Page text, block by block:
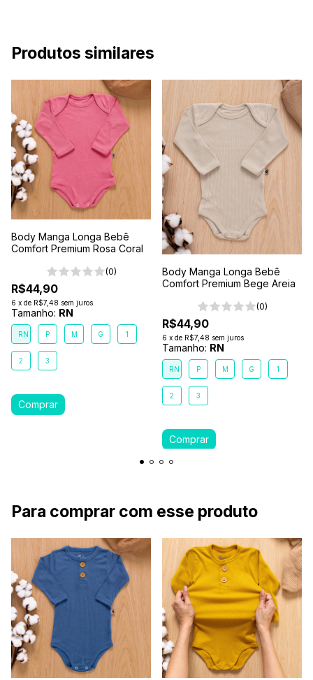
Produtos similares
Body Manga Longa Bebê
Comfort Premium Rosa Coral
(0)
R$44,90
6 x de R$7,48 sem juros
Tamanho: RN
RN P M G 1
2 3
Body Manga Longa Bebê
Comfort Premium Bege Areia
(0)
R$44,90
6 x de R$7,48 sem juros
Tamanho: RN
RN P M G 1
2 3
Para comprar com esse produto